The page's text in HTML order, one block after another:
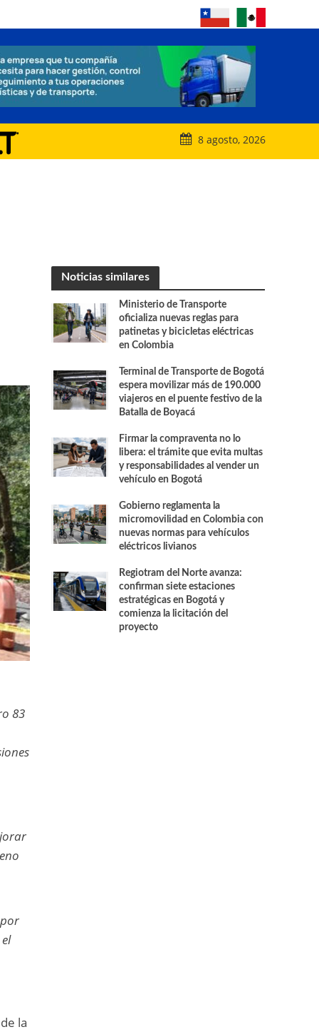
8 agosto, 2026
83
la
Noticias similares
Ministerio de Transporte
oficializa nuevas reglas para
patinetas y bicicletas eléctricas
en Colombia
Terminal de Transporte de Bogotá
espera movilizar más de 190.000
viajeros en el puente festivo de la
Batalla de Boyacá
Firmar la compraventa no lo
libera: el trámite que evita multas
y responsabilidades al vender un
vehículo en Bogotá
Gobierno reglamenta la
micromovilidad en Colombia con
nuevas normas para vehículos
eléctricos livianos
Regiotram del Norte avanza:
confirman siete estaciones
estratégicas en Bogotá y
comienza la licitación del
proyecto